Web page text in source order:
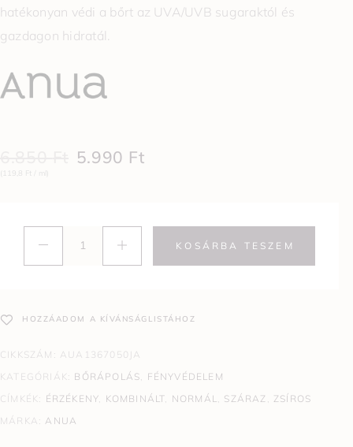
hatékonyan védi a bőrt az UVA/UVB sugaraktól és
gazdagon hidratál.
5.990 Ft
(119,8 Ft / ml)
KOSÁRBA TESZEM
HOZZÁADOM A KÍVÁNSÁGLISTÁHOZ
CIKKSZÁM: AUA1367050JA
KATEGÓRIÁK: BŐRÁPOLÁS, FÉNYVÉDELEM
CÍMKÉK: ÉRZÉKENY, KOMBINÁLT, NORMÁL, SZÁRAZ , ZSÍROS
MÁRKA:ANUA